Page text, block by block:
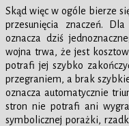
Skąd więc w ogóle bierze
przesunięcia znaczeń.
oznacza dziś
wojna trwa, że jest
potrafi jej szybko
przegraniem, a brak
oznacza automatycznie
stron nie potrafi ani
symbolicznej porażki,